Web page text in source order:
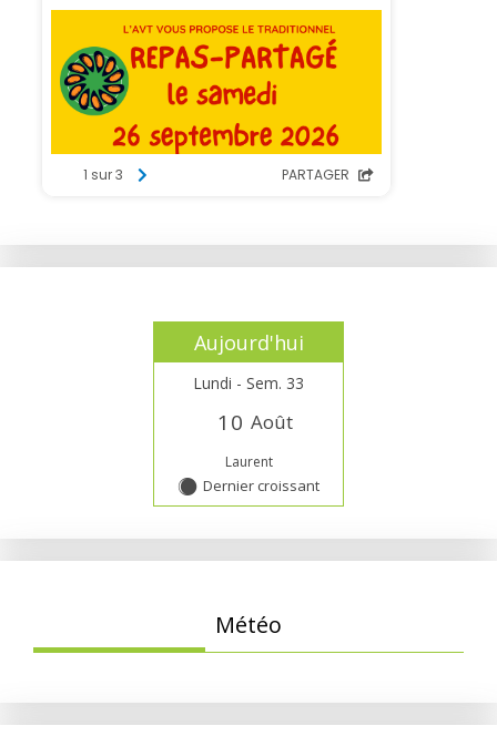
Aujourd'hui
Lundi - Sem. 33
1 0 Août
Laurent
Y Dernier croissant
Météo